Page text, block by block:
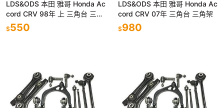
LDS&ODS 本田 雅哥 Honda Ac
cord CRV 98年 上 三角台 三角
架
$550
LDS&ODS 本田 雅哥 Honda Ac
cord CRV 07年 三角台 三角架
$980